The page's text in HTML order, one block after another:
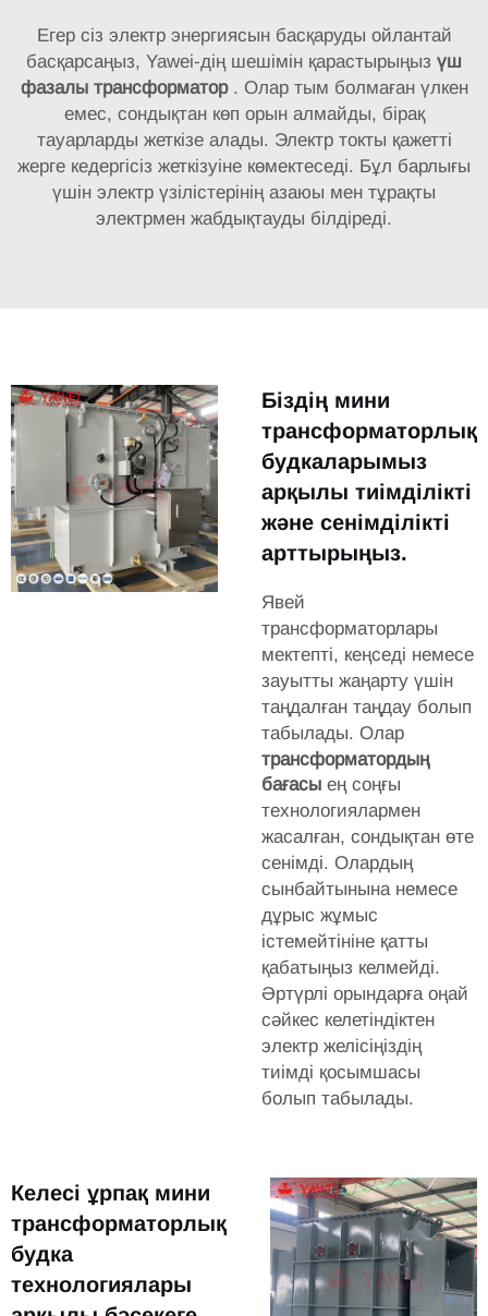
Егер сіз электр энергиясын басқаруды ойлантай
басқарсаңыз, Yawei-дің шешімін қарастырыңыз үш
фазалы трансформатор . Олар тым болмаған үлкен
емес, сондықтан көп орын алмайды, бірақ
тауарларды жеткізе алады. Электр токты қажетті
жерге кедергісіз жеткізуіне көмектеседі. Бұл барлығы
үшін электр үзілістерінің азаюы мен тұрақты
электрмен жабдықтауды білдіреді.
Біздің мини
трансформаторлық
будкаларымыз
арқылы тиімділікті
және сенімділікті
арттырыңыз.
Явей
трансформаторлары
мектепті, кеңседі немесе
зауытты жаңарту үшін
таңдалған таңдау болып
табылады. Олар
трансформатордың
бағасы ең соңғы
технологиялармен
жасалған, сондықтан өте
сенімді. Олардың
сынбайтынына немесе
дұрыс жұмыс
істемейтініне қатты
қабатыңыз келмейді.
Әртүрлі орындарға оңай
сәйкес келетіндіктен
электр желісіңіздің
тиімді қосымшасы
болып табылады.
Келесі ұрпақ мини
трансформаторлық
будка
технологиялары